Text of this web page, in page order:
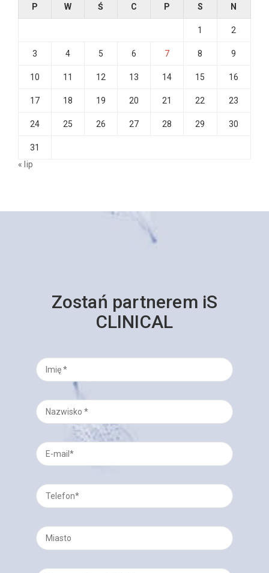
P W Ś C P S N
1 2
3 4 5 6 7 8 9
10 11 12 13 14 15 16
17 18 19 20 21 22 23
24 25 26 27 28 29 30
31
« lip
Zostań partnerem iS
CLINICAL